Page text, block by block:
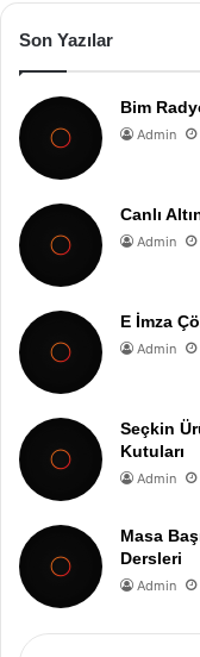
Son Yazılar
Bim
Admin
Canlı
Admin
E İmza
Admin
Seçkin
Kutuları
Admin
Masa
Dersleri
Admin